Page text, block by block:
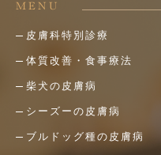
MENU
皮膚科特別診療
体質改善・食事療法
柴犬の皮膚病
シーズーの皮膚病
ブルドッグ種の皮膚病